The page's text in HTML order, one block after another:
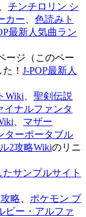
チンチロリン シ
カー
色読みト
最新人気曲ラン
ージ（このペー
！ J-POP最新人
Wiki
聖剣伝説
イナルファンタ
マザー
ターポータブル
2攻略Wikiのリニ
サンプルサイト
略
ポケモン ブ
ビー・アルファ